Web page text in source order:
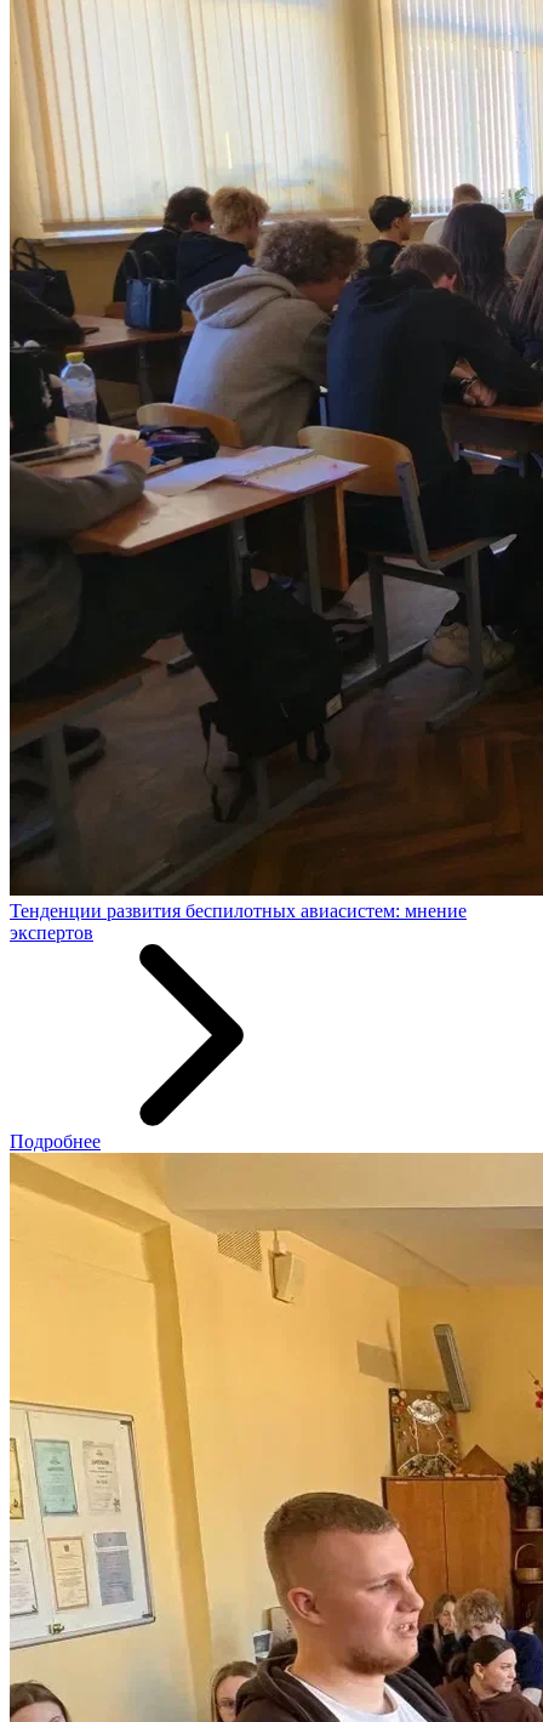
Тенденции развития беспилотных авиасистем: мнение
экспертов
Подробнее